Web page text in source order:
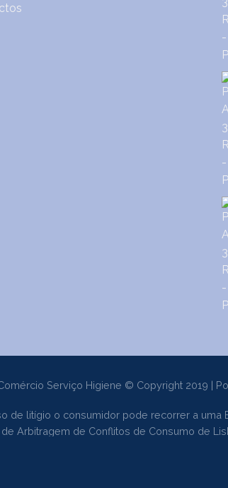
Serviço Higiene © Copyright 2019 |
de litígio o consumidor pode recorrer a uma
de Arbitragem de Conflitos de Consumo de